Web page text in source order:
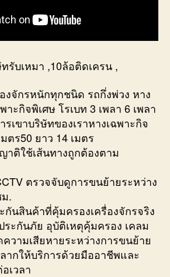
รับเหมา ,10ล้อติดเครน ,
งจักรหนักทุกชนิด รถกึ่งพ่วง หาง
าะกิจพิเศษ โรเบท 3 เพลา 6 เพลา
เขาบริษัทของเราหางเฉพาะกิจ
ตร50 ยาว 14 เมตร
าติใช้เส้นทางถูกต้องตาม
ตรวจจับดูการขนย้ายระหว่าง
.
กันสินค้าที่คุ้มครองเครื่องจักรจริง
ระกันภัย อุบัติเหตุคุ้มครอง เคลม
ความเสียหายระหว่างการขนย้าย
ากให้บริการด้วยมืออาชีพและ
เวลา